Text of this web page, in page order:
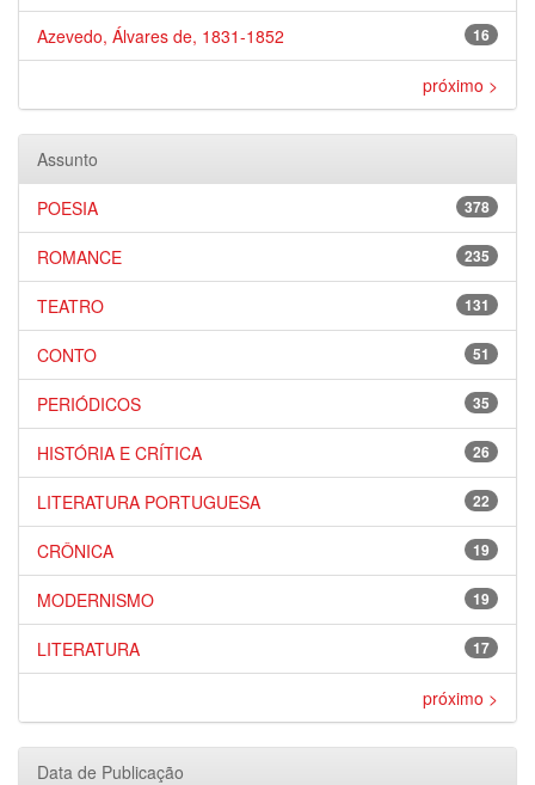
16
Azevedo, Álvares de, 1831-1852
próximo >
Assunto
378
POESIA
235
ROMANCE
131
TEATRO
51
CONTO
35
PERIÓDICOS
26
HISTÓRIA E CRÍTICA
22
LITERATURA PORTUGUESA
19
CRÔNICA
19
MODERNISMO
17
LITERATURA
próximo >
Data de Publicação